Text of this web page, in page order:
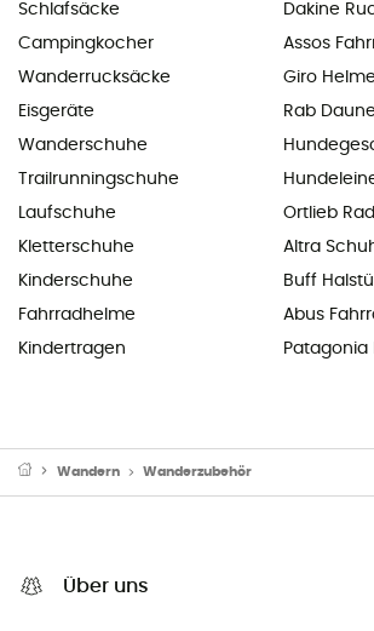
Schlafsäcke
Campingkocher
Wanderrucksäcke
Eisgeräte
Wanderschuhe
Trailrunningschuhe
Laufschuhe
Kletterschuhe
Kinderschuhe
Fahrradhelme
Kindertragen
Dakine
Assos
Giro Helme
Rab
Ortlieb
Altra
Buff
Abus
Patagonia
Wandern Wanderzubehör
Über uns